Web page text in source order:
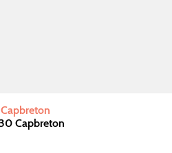
Capbreton